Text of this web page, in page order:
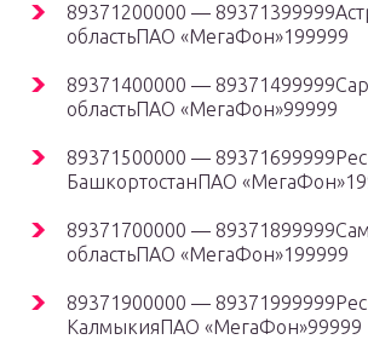
89371200000 —
областьПАО «МегаФон»199999
89371400000 —
областьПАО «МегаФон»99999
89371500000 —
БашкортостанПАО
89371700000 —
областьПАО «МегаФон»199999
89371900000 —
КалмыкияПАО «МегаФон»99999